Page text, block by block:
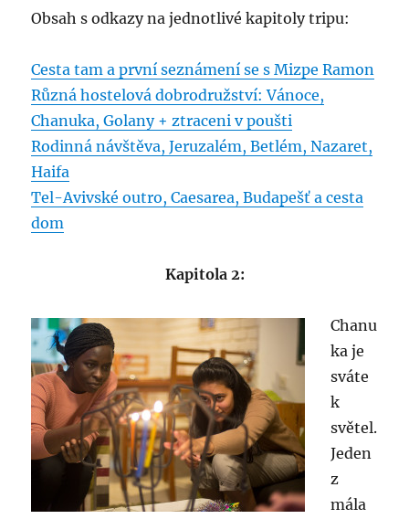
Obsah s odkazy na jednotlivé kapitoly tripu:
Cesta tam a první seznámení se s Mizpe Ramon
Různá hostelová dobrodružství: Vánoce,
Chanuka, Golany + ztraceni v poušti
Rodinná návštěva, Jeruzalém, Betlém, Nazaret,
Haifa
Tel-Avivské outro, Caesarea, Budapešť a cesta
dom
Kapitola 2:
Chanu
ka je
sváte
k
světel.
Jeden
z
mála